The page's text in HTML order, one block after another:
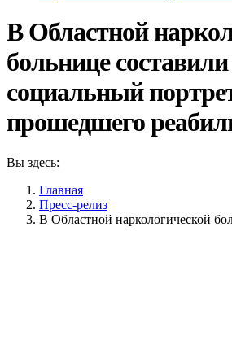
В Областной
больнице составили
социальный
прошедшего
Вы здесь:
Главная
Пресс-релиз
В Областной наркологической